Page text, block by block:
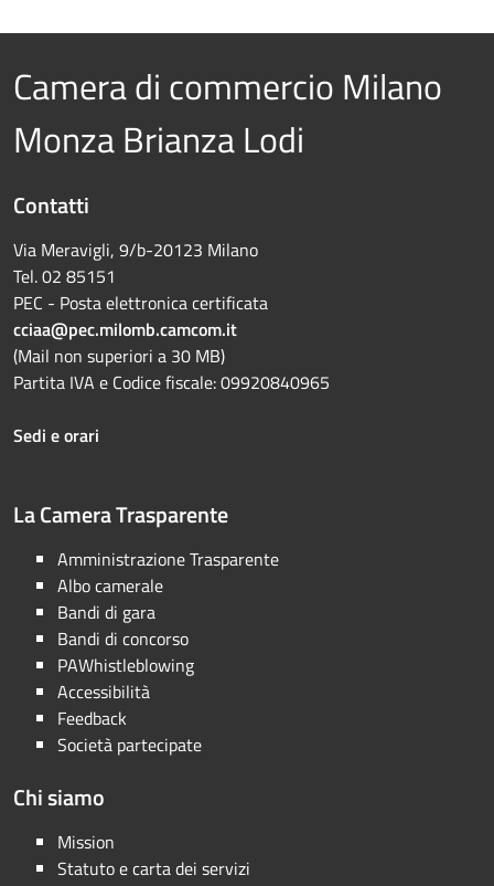
Camera di commercio Milano
Monza Brianza Lodi
Contatti
Via Meravigli, 9/b-20123 Milano
Tel. 02 85151
PEC - Posta elettronica certificata
cciaa@pec.milomb.camcom.it
(Mail non superiori a 30 MB)
Partita IVA e Codice fiscale: 09920840965
Sedi e orari
La Camera Trasparente
Amministrazione Trasparente
Albo camerale
Bandi di gara
Bandi di concorso
PAWhistleblowing
Accessibilità
Feedback
Società partecipate
Chi siamo
Mission
Statuto e carta dei servizi